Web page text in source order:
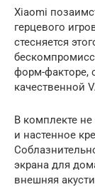
Xiaomi
герцевого
стесняется
форм-факторе,
качественной
В комплекте
и настенное
экрана для
внешняя